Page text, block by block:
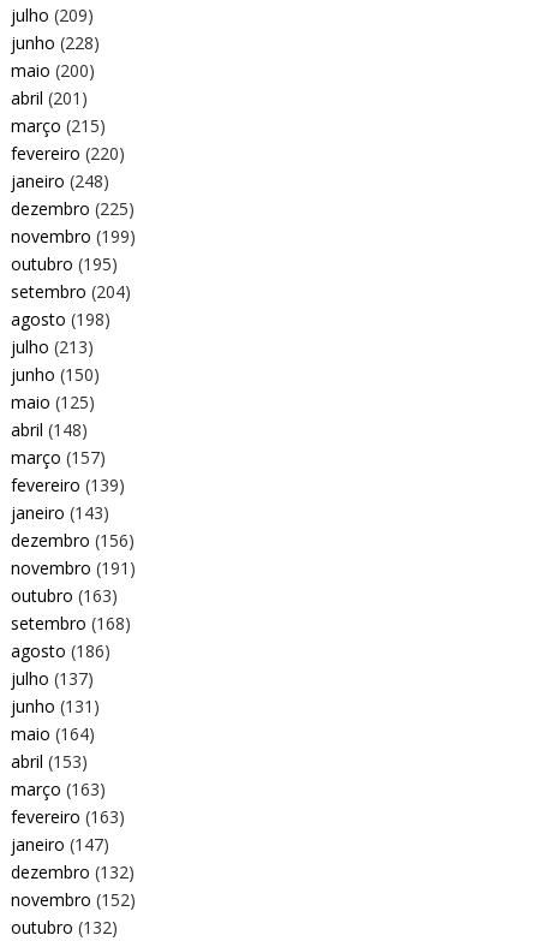
julho (209)
junho (228)
maio (200)
abril (201)
março (215)
fevereiro (220)
janeiro (248)
dezembro (225)
novembro (199)
outubro (195)
setembro (204)
agosto (198)
julho (213)
junho (150)
maio (125)
abril (148)
março (157)
fevereiro (139)
janeiro (143)
dezembro (156)
novembro (191)
outubro (163)
setembro (168)
agosto (186)
julho (137)
junho (131)
maio (164)
abril (153)
março (163)
fevereiro (163)
janeiro (147)
dezembro (132)
novembro (152)
outubro (132)